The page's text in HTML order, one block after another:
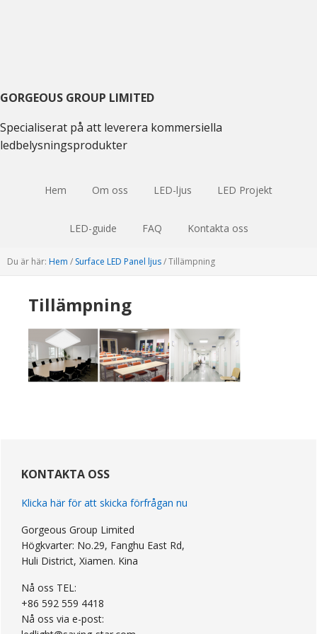
GORGEOUS GROUP LIMITED
Specialiserat på att leverera kommersiella
ledbelysningsprodukter
Hem Om oss LED-ljus LED Projekt
LED-guide FAQ Kontakta oss
Du är här: Hem / Surface LED Panel ljus/Tillämpning
Tillämpning
Sidebar
KONTAKTA OSS
Klicka här för att skicka förfrågan nu
Gorgeous Group Limited
Högkvarter: No.29, Fanghu East Rd,
Huli District, Xiamen. Kina
Nå oss TEL:
+86 592 559 4418
Nå oss via e-post: